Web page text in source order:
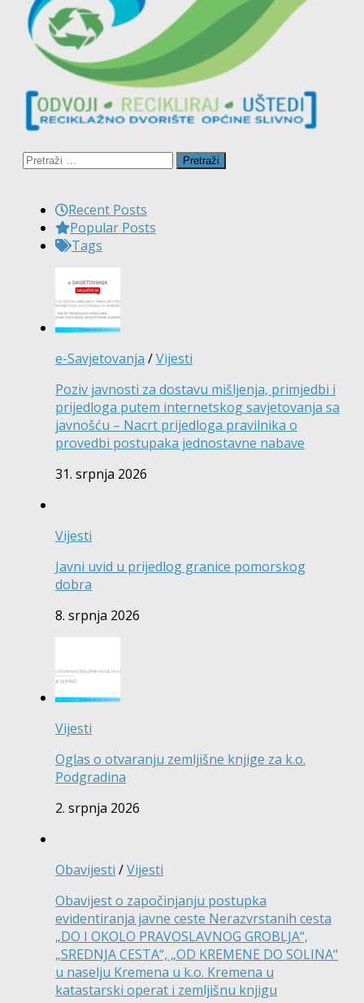
Pretraži:
Recent Posts
Popular Posts
Tags
e-Savjetovanja /Vijesti
Poziv javnosti za dostavu mišljenja, primjedbi i
prijedloga putem internetskog savjetovanja sa
javnošću – Nacrt prijedloga pravilnika o
provedbi postupaka jednostavne nabave
31. srpnja 2026
Vijesti
Javni uvid u prijedlog granice pomorskog
dobra
8. srpnja 2026
Vijesti
Oglas o otvaranju zemljišne knjige za k.o.
Podgradina
2. srpnja 2026
Obavijesti /Vijesti
Obavijest o započinjanju postupka
evidentiranja javne ceste Nerazvrstanih cesta
„DO I OKOLO PRAVOSLAVNOG GROBLJA“,
„SREDNJA CESTA“, „OD KREMENE DO SOLINA“
u naselju Kremena u k.o. Kremena u
katastarski operat i zemljišnu knjigu